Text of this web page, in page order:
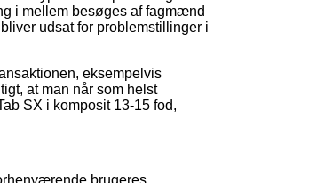
i mellem besøges af fagmænd
udsat for problemstillinger i
eksempelvis
at man når som helst
SX i komposit 13-15 fod,
brugeres